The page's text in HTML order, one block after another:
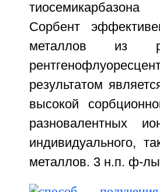
Сорбент
металлов из
результатом
высокой
разновалентных
индивидуального,
металлов. 3 н.п. ф-